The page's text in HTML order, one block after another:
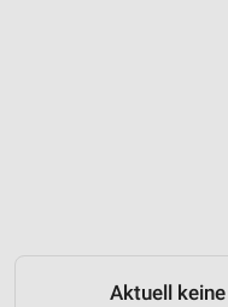
Aktuell